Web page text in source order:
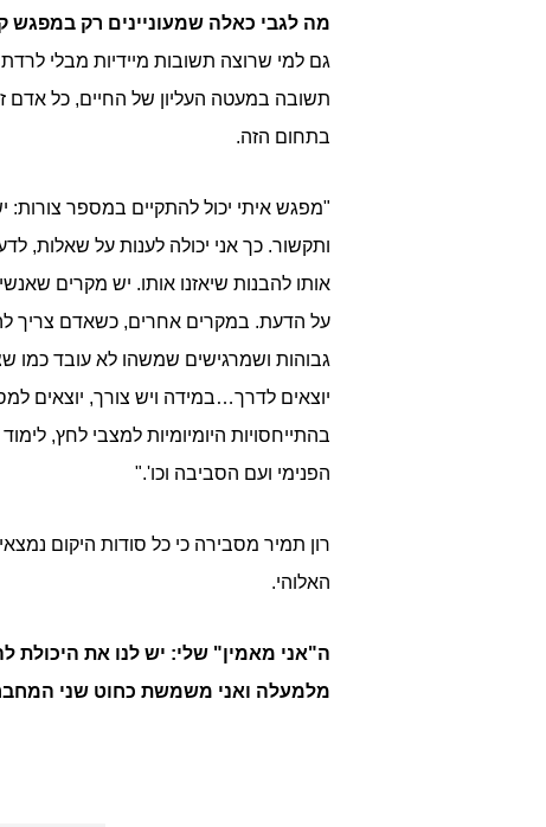
מה לגבי כאלה שמעוניינים רק במפגש
גם למי שרוצה תשובות מיידיות מבלי
תשובה במעטה העליון של החיים, כל אדם
בתחום הזה.
"מפגש איתי יכול להתקיים במספר צורות:
ותקשור. כך אני יכולה לענות על שאלות,
אותו להבנות שיאזנו אותו. יש מקרים
על הדעת. במקרים אחרים, כשאדם צריך
גבוהות ושמרגישים שמשהו לא עובד
יוצאים לדרך…במידה ויש צורך, יוצאים
בהתייחסויות היומיומיות למצבי לחץ,
הפנימי ועם הסביבה וכו'."
רון תמיר מסבירה כי כל סודות היקום
האלוהי.
ה"אני מאמין" שלי: יש לנו את היכולת
מלמעלה ואני משמשת כחוט שני המחבר